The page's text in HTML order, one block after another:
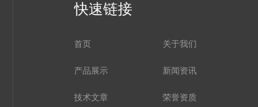
快速链接
首页 关于我们
产品展示 新闻资讯
技术文章 荣誉资质